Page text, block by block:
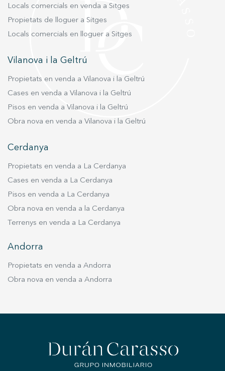
Locals comercials en venda a Sitges
Propietats de lloguer a Sitges
Locals comercials en lloguer a Sitges
Vilanova i la Geltrú
Propietats en venda a Vilanova i la Geltrú
Cases en venda a Vilanova i la Geltrú
Pisos en venda a Vilanova i la Geltrú
Obra nova en venda a Vilanova i la Geltrú
Cerdanya
Propietats en venda a La Cerdanya
Cases en venda a La Cerdanya
Pisos en venda a La Cerdanya
Obra nova en venda a la Cerdanya
Terrenys en venda a La Cerdanya
Andorra
Propietats en venda a Andorra
Obra nova en venda a Andorra